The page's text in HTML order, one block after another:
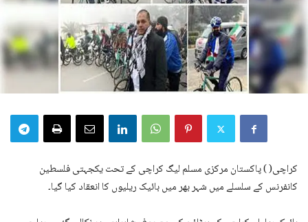
کراچی( ) پاکستان مرکزی مسلم لیگ کراچی کے تحت یکجہتی فلسطین
کانفرنس کے سلسلے میں شہر بھر میں بائیک ریلیوں کا انعقاد کیا گیا۔